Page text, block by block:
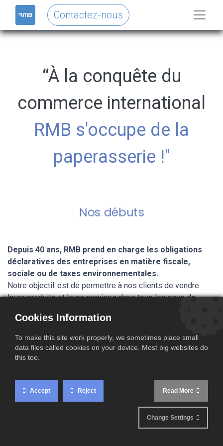
Contactez-nous
“À la conquête du
commerce international
RMB s'occupe de la
paperasserie !"
Nos débuts
Depuis 40 ans, RMB prend en charge les obligations
déclaratives des entreprises en matière fiscale,
sociale ou de taxes environnementales.
Notre objectif est de permettre à nos clients de vendre
leurs produits et leurs services dans tous les pays de
stable. Cette activité est aussi appelée représentation
fiscale. RMB est reconnue comme l’un des acteurs majeurs
en France et en Europe dans ce domaine d’activité. L’une
des forces de RMB est de fournir un service personnalisé
entendu un enjeu majeur mais la relation permanente et
dédiée avec ses clients fait partie de l’ADN de RMB.
Cookies Information
To make this site work properly, we sometimes place small
data files called cookies on your device. Most big websites do
this too.
Accept Reject Read More
Change Settings